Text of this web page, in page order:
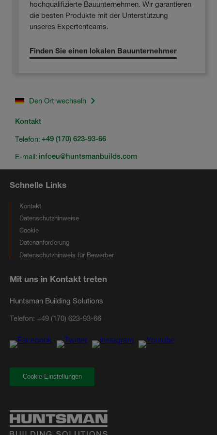
hochqualifizierte Bauunternehmen. Wir garantieren
die besten Produkte mit der Unterstützung
unseres Expertenteams.
Finden Sie einen lokalen Bauunternehmer
Den Ort wechseln
Kontakt
Telefon: +49 (170) 623-93-66
E-mail: infoeu@huntsmanbuilds.com
Schnelle Links
Kontakt
Datenschutzhinweise
Cookie
Datenanforderung
Datenschutzhinweis für Bewerber
Mit uns in Kontakt treten
Huntsman Building Solutions
Telefon: +49 (170) 623-93-66
Cookie-Einstellungen